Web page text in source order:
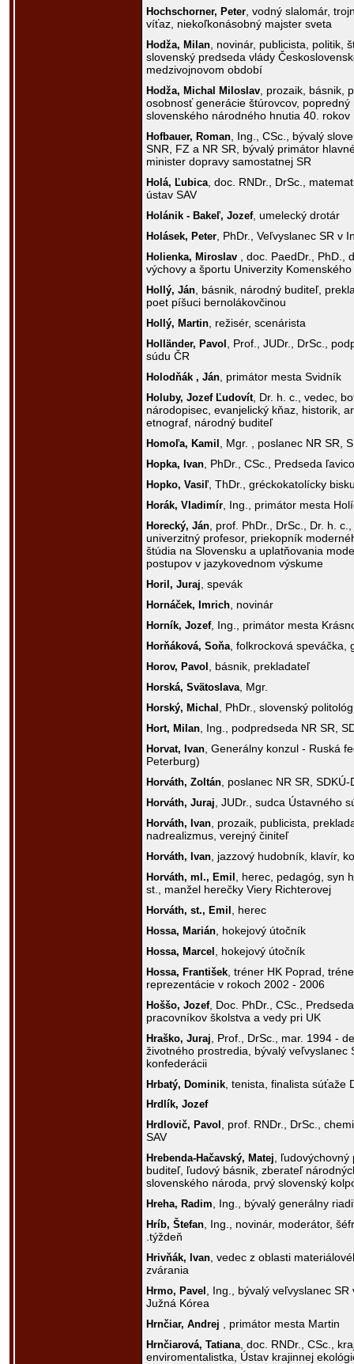
Hochschorner, Peter , vodný slalomár,
víťaz, niekoľkonásobný majster sveta
Hodža, Milan , novinár, publicista, politik,
slovenský predseda vlády
medzivojnovom období
Hodža, Michal Miloslav , prozaik, básnik,
osobnosť generácie štúrovcov,
slovenského národného hnutia 40. rokov
Hofbauer, Roman , Ing., CSc., bývalý
SNR, FZ a NR SR, bývalý primátor
minister dopravy samostatnej SR
Holá, Ľubica , doc. RNDr., DrSc.,
ústav SAV
Holánik - Bakeľ, Jozef, umelecký drotár
Holásek, Peter , PhDr., Veľvyslanec SR v
Holienka, Miroslav
, doc. PaedDr., PhD.,
výchovy a športu Univerzity
Hollý, Ján , básnik, národný buditeľ,
poet píšuci bernolákovčinou
Hollý, Martin , režisér, scenárista
Holländer, Pavol
, Prof., JUDr., DrSc.,
súdu ČR
Holodňák , Ján , primátor mesta Svidník
Holuby, Jozef Ľudovít , Dr. h. c., vedec,
národopisec, evanjelický kňaz, historik,
etnograf, národný buditeľ
Homoľa, Kamil , Mgr. , poslanec NR SR,
Hopka, Ivan , PhDr., CSc., Predseda
Hopko, Vasiľ , ThDr., gréckokatolícky
Horák, Vladimír , Ing., primátor mesta
Horecký, Ján , prof. PhDr., DrSc., Dr. h.
univerzitný profesor, priekopník
štúdia na Slovensku a uplatňovania
postupov v jazykovednom výskume
Horil, Juraj , spevák
Hornáček, Imrich , novinár
Horník, Jozef, Ing., primátor mesta
Horňáková, Soňa , folkrocková
Horov, Pavol , básnik, prekladateľ
Horská, Svätoslava , Mgr.
Horský, Michal , PhDr., slovenský
Hort, Milan , Ing., podpredseda NR SR,
Horvat, Ivan , Generálny konzul - Ruská
Peterburg)
Horváth, Zoltán , poslanec NR SR, SDKÚ-
Horváth, Juraj , JUDr., sudca Ústavného
Horváth, Ivan , prozaik, publicista,
nadrealizmus, verejný činiteľ
Horváth, Ivan , jazzový hudobník, klavír,
Horváth, ml., Emil
, herec, pedagóg, syn
st., manžel herečky Viery Richterovej
Horváth, st., Emil , herec
Hossa, Marián , hokejový útočník
Hossa, Marcel , hokejový útočník
Hossa, František , tréner HK Poprad,
reprezentácie v rokoch 2002 - 2006
Hoššo, Jozef, Doc. PhDr., CSc.,
pracovníkov školstva a vedy pri UK
Hraško, Juraj , Prof., DrSc., mar. 1994 -
životného prostredia, bývalý veľvyslanec
konfederácii
Hrbatý, Dominik , tenista, finalista súťaže
Hrdlík, Jozef
Hrdlovič, Pavol
, prof. RNDr., DrSc.,
SAV
Hrebenda-Hačavský, Matej ,
buditeľ, ľudový básnik, zberateľ
slovenského národa, prvý slovenský
Hreha, Radim , Ing., bývalý generálny
Hríb, Štefan , Ing., novinár, moderátor,
.týždeň
Hrivňák, Ivan , vedec z oblasti
zvárania
Hrmo, Pavel
, Ing., bývalý veľvyslanec
Južná Kórea
Hrnčiar, Andrej , primátor mesta Martin
Hrnčiarová, Tatiana , doc. RNDr., CSc.,
enviromentalistka, Ústav krajinnej